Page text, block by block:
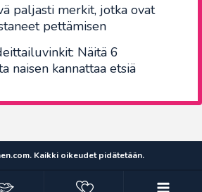
paljasti merkit, jotka ovat
pettämisen
Näitä 6
naisen kannattaa etsiä
Kaikki oikeudet pidätetään.